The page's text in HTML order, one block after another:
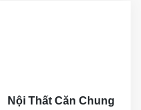
Nội Thất Căn Chung